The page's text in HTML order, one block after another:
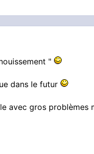
"
dans le futur
avec gros problèmes